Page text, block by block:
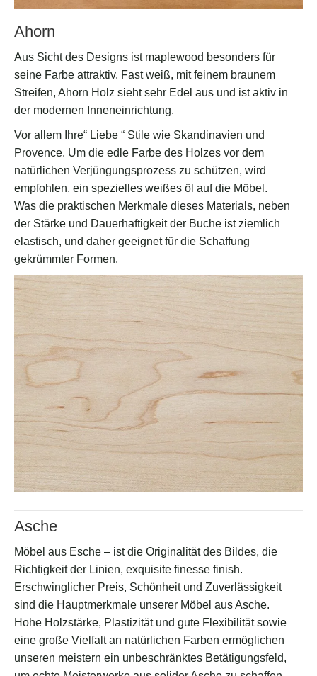
Ahorn
Aus Sicht des Designs ist maplewood besonders für
seine Farbe attraktiv. Fast weiß, mit feinem braunem
Streifen, Ahorn Holz sieht sehr Edel aus und ist aktiv in
der modernen Inneneinrichtung.
Vor allem Ihre“ Liebe “ Stile wie Skandinavien und
Provence. Um die edle Farbe des Holzes vor dem
natürlichen Verjüngungsprozess zu schützen, wird
empfohlen, ein spezielles weißes öl auf die Möbel.
Was die praktischen Merkmale dieses Materials, neben
der Stärke und Dauerhaftigkeit der Buche ist ziemlich
elastisch, und daher geeignet für die Schaffung
gekrümmter Formen.
Asche
Möbel aus Esche – ist die Originalität des Bildes, die
Richtigkeit der Linien, exquisite finesse finish.
Erschwinglicher Preis, Schönheit und Zuverlässigkeit
sind die Hauptmerkmale unserer Möbel aus Asche.
Hohe Holzstärke, Plastizität und gute Flexibilität sowie
eine große Vielfalt an natürlichen Farben ermöglichen
unseren meistern ein unbeschränktes Betätigungsfeld,